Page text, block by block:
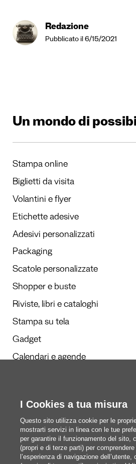
Redazione
Pubblicato il 6/15/2021
Un mondo di
Stampa online
Biglietti da visita
Volantini e flyer
Etichette adesive
Adesivi personalizzati
Packaging
Scatole personalizzate
Shopper e buste
Riviste, libri e cataloghi
Stampa su tela
Gadget
Calendari e agende
Redazione
Questi siamo
I Cookies a tua misura
Questo sito utilizza cookie per le
mostrarti servizi in linea con le tue
per garantire il funzionamento del sito,
(propri e di terze parti) per
l’esperienza di navigazione